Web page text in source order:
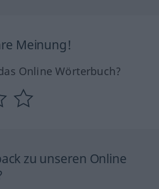
Meinung!
Online Wörterbuch?
zu unseren Online